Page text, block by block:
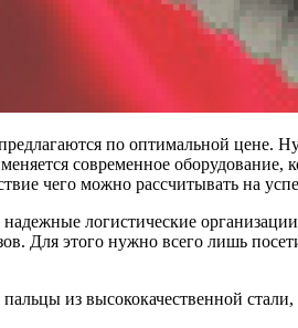
по оптимальной цене.
современное оборудование,
чего можно рассчитывать на
надежные логистические
Для этого нужно всего лишь
из высококачественной